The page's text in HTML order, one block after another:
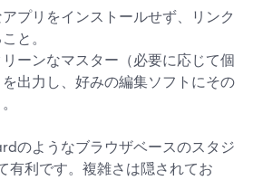
プリをインストールせず、リンク
と。
ーンなマスター（必要に応じて個
出力し、好みの編集ソフトにその
のようなブラウザベースのスタジ
有利です。複雑さは隠されてお